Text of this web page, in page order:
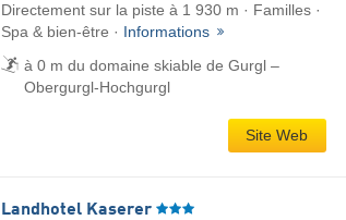
Directement sur la piste à 1 930 m · Familles ·
Spa & bien-être · Informations
à 0 m du domaine skiable de Gurgl –
Obergurgl-Hochgurgl
Site Web
Landhotel Kaserer